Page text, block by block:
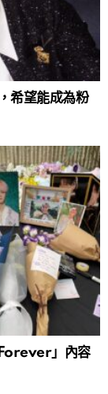
希望能成為粉
」內容